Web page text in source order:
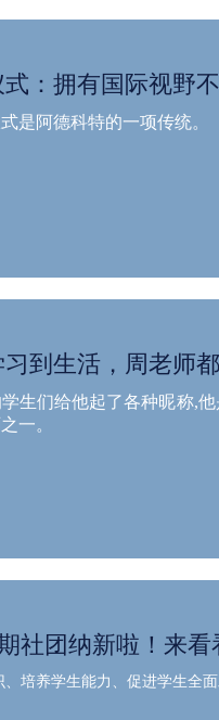
：拥有国际视野
是阿德科特的一项传统。
到生活，周老师
生们给他起了各种昵称,
一。
社团纳新啦！来
培养学生能力、促进学生全